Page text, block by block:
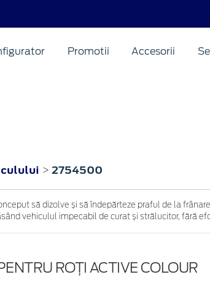
Promotii Accesorii
> 2754500
să dizolve și să îndepărteze praful de la
vehiculul impecabil de curat și strălucitor, fără
ROȚI ACTIVE COLOUR